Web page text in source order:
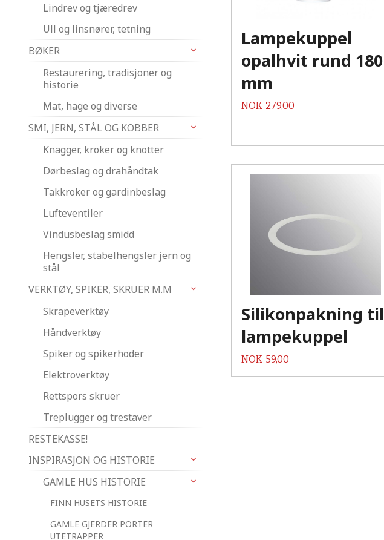
Lindrev og tjæredrev
Ull og linsnører, tetning
BØKER
Restaurering, tradisjoner og
historie
Mat, hage og diverse
SMI, JERN, STÅL OG KOBBER
Knagger, kroker og knotter
Dørbeslag og drahåndtak
Takkroker og gardinbeslag
Lufteventiler
Vindusbeslag smidd
Hengsler, stabelhengsler jern og
stål
VERKTØY, SPIKER, SKRUER M.M
Skrapeverktøy
Håndverktøy
Spiker og spikerhoder
Elektroverktøy
Rettspors skruer
Treplugger og trestaver
RESTEKASSE!
INSPIRASJON OG HISTORIE
GAMLE HUS HISTORIE
FINN HUSETS HISTORIE
GAMLE GJERDER PORTER
UTETRAPPER
Lampekuppel
opalhvit rund 180
mm
Pris
NOK 279,00
Silikonpakning til
lampekuppel
Pris
NOK 59,00